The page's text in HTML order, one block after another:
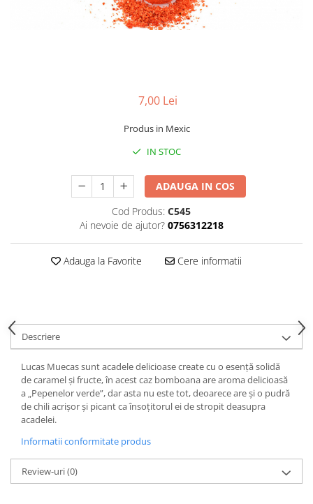
7,00 Lei
Produs in Mexic
IN STOC
ADAUGA IN COS
Cod Produs: C545
Ai nevoie de ajutor? 0756312218
Adauga la Favorite Cere informatii
Descriere
Lucas Muecas sunt acadele delicioase create cu o esență solidă
de caramel și fructe, în acest caz bomboana are aroma delicioasă
a „Pepenelor verde”, dar asta nu este tot, deoarece are și o pudră
de chili acrișor și picant ca însoțitorul ei de stropit deasupra
acadelei.
Informatii conformitate produs
Review-uri(0)